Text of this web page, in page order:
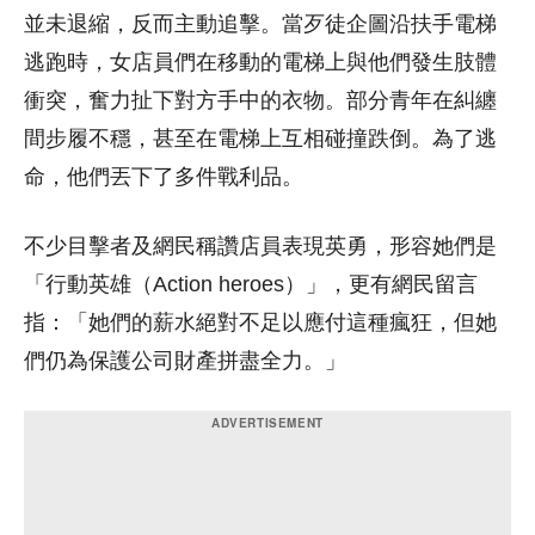
並未退縮，反而主動追擊。當歹徒企圖沿扶手電梯
逃跑時，女店員們在移動的電梯上與他們發生肢體
衝突，奮力扯下對方手中的衣物。部分青年在糾纏
間步履不穩，甚至在電梯上互相碰撞跌倒。為了逃
命，他們丟下了多件戰利品。
不少目擊者及網民稱讚店員表現英勇，形容她們是
「行動英雄（Action heroes）」，更有網民留言
指：「她們的薪水絕對不足以應付這種瘋狂，但她
們仍為保護公司財產拼盡全力。」